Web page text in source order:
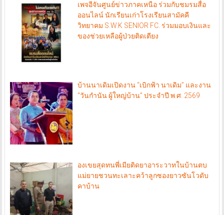
เพจอีจันศูนย์ข่าวภาคเหนือ ร่วมกับชมรมสื่อ
ออนไลน์ นักเรียนเก่าโรงเรียนสามัคคี
วิทยาคม S.W.K SENIOR FC. ร่วมมอบเงินและ
ของช่วยเหลือผู้ป่วยติดเตียง
บ้านนาเดิมเปิดงาน “เบิกฟ้า นาเดิม” และงาน
“วันกำนัน ผู้ใหญ่บ้าน” ประจำปี พ.ศ. 2569
องเขยสุดทนพี่เมียติดยาอาระวาทในบ้านตบ
แม่ยายชวนทะเลาะคว้าลูกซองยาวซันโวดับ
คาบ้าน